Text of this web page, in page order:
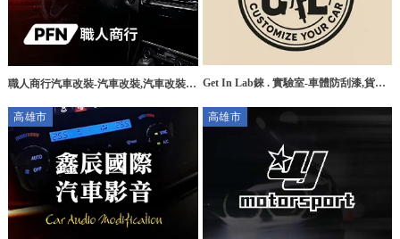
職人商行汽車改裝-汽車改裝,汽車改裝
東汽車改裝廠
Get In Lab錸 . 實驗室-車體防刮漆,貨卡
高雄市
高雄市